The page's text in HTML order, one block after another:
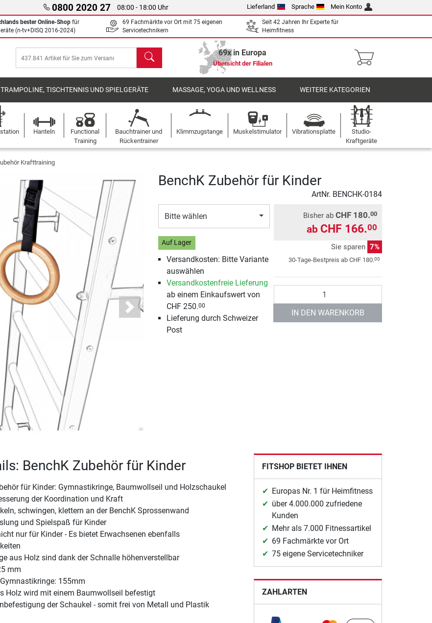
0800 2020 27 08:00 - 18:00 Uhr Lieferland Sprache Mein Konto
bester Online-Shop für
(n-tv+DISQ 2016-2024)
69 Fachmärkte vor Ort mit 75 eigenen
Servicetechnikern
Seit 42 Jahren Ihr Experte für
Heimfitness
Suchen 69x in Europa
Übersicht der Filialen
TRAMPOLINE, TISCHTENNIS UND SPIELGERÄTE MASSAGE, YOGA UND WELLNESS WEITERE KATEGORIEN
Hanteln
Functional
Training
Bauchtrainer und
Rückentrainer
Klimmzugstange Muskelstimulator Vibrationsplatte
Studio-
Kraftgeräte
Krafttraining
Next
BenchK Zubehör für Kinder
ArtNr. BENCHK-0184
Bitte wählen
Auf Lager
Versandkosten: Bitte Variante
auswählen
Versandkostenfreie Lieferung
ab einem Einkaufswert von
CHF 250.00
Lieferung durch Schweizer
Post
Bisher ab CHF 180.00
ab CHF 166.00
Sie sparen 7%
30-Tage-Bestpreis ab CHF 180.00
IN DEN WARENKORB
BenchK Zubehör für Kinder
für Kinder: Gymnastikringe, Baumwollseil und Holzschaukel
der Koordination und Kraft
schwingen, klettern an der BenchK Sprossenwand
und Spielspaß für Kinder
nur für Kinder - Es bietet Erwachsenen ebenfalls
aus Holz sind dank der Schnalle höhenverstellbar
mm
155mm
Holz wird mit einem Baumwollseil befestigt
der Schaukel - somit frei von Metall und Plastik
FITSHOP BIETET IHNEN
Europas Nr. 1 für Heimfitness
über 4.000.000 zufriedene
Kunden
Mehr als 7.000 Fitnessartikel
69 Fachmärkte vor Ort
75 eigene Servicetechniker
ZAHLARTEN